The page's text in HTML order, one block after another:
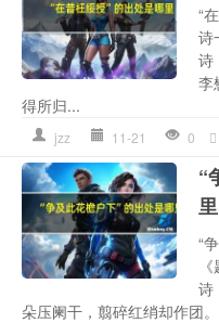
“
诗
诗
李
得所归...
jzz 11-21 0
“
里
“
诗
朵压阑干，翦碎红绡却作团